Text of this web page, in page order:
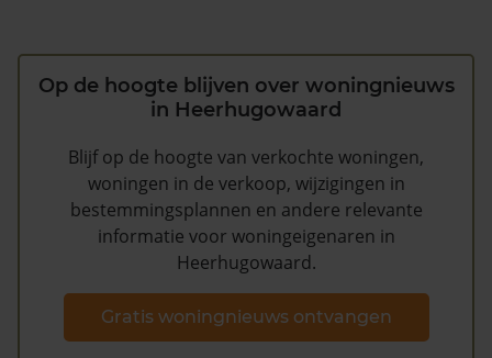
Op de hoogte blijven over woningnieuws
in Heerhugowaard
Blijf op de hoogte van verkochte woningen,
woningen in de verkoop, wijzigingen in
bestemmingsplannen en andere relevante
informatie voor woningeigenaren in
Heerhugowaard.
Gratis woningnieuws ontvangen